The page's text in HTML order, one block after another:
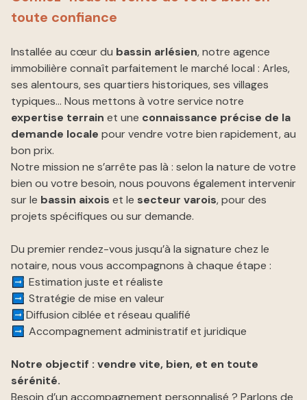
à nos
ESTIMATION
NOUS
REJOINDRE
CONTACT
toute confiance
​​​​​​​Installée au cœur du bassin arlésien, notre agence
immobilière connaît parfaitement le marché local : Arles,
ses alentours, ses quartiers historiques, ses villages
typiques… Nous mettons à votre service notre
expertise terrain et une connaissance précise de la
demande locale pour vendre votre bien rapidement, au
bon prix.
Notre mission ne s’arrête pas là : selon la nature de votre
bien ou votre besoin, nous pouvons également intervenir
sur le bassin aixois et le secteur varois, pour des
projets spécifiques ou sur demande.
Du premier rendez-vous jusqu’à la signature chez le
notaire, nous vous accompagnons à chaque étape :
Estimation juste et réaliste
Stratégie de mise en valeur
Diffusion ciblée et réseau qualifié
Accompagnement administratif et juridique
Notre objectif : vendre vite, bien, et en toute
sérénité.
Besoin d’un accompagnement personnalisé ? Parlons de